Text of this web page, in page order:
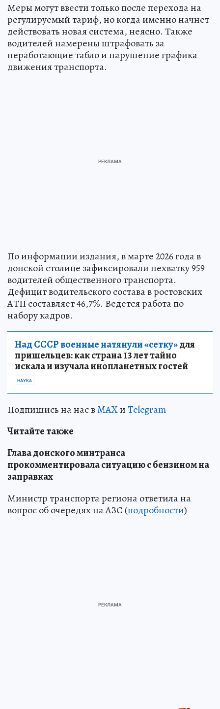
Меры могут ввести только после перехода на
регулируемый тариф, но когда именно начнет
действовать новая система, неясно. Также
водителей намерены штрафовать за
неработающие табло и нарушение графика
движения транспорта.
По информации издания, в марте 2026 года в
донской столице зафиксировали нехватку 959
водителей общественного транспорта.
Дефицит водительского состава в ростовских
АТП составляет 46,7%. Ведется работа по
набору кадров.
Над СССР военные натянули «сетку»для
пришельцев: как страна 13 лет тайно
искала и изучала инопланетных гостей
НАУКА
Подпишись на нас вMAXиTelegram
Читайте также
Глава донского минтранса
прокомментировала ситуацию с бензином на
заправках
Министр транспорта региона ответила на
вопрос об очередях на АЗС (подробности)